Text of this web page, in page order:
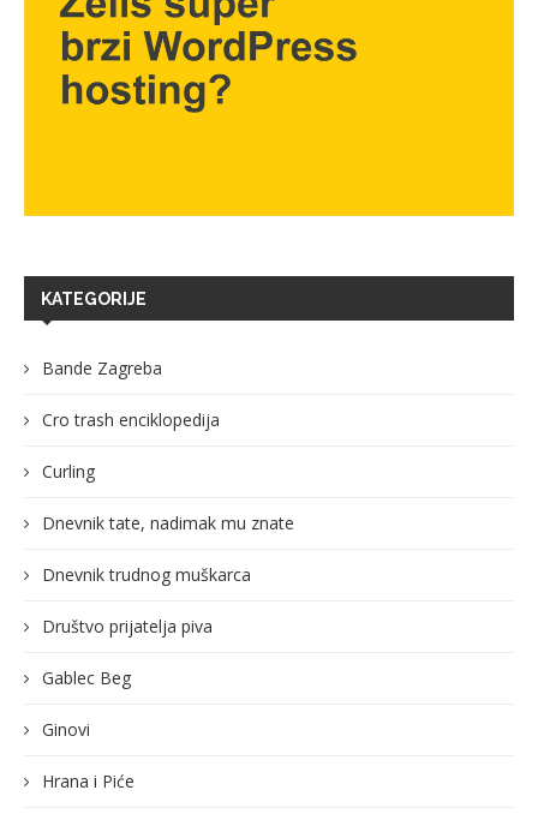
KATEGORIJE
Bande Zagreba
Cro trash enciklopedija
Curling
Dnevnik tate, nadimak mu znate
Dnevnik trudnog muškarca
Društvo prijatelja piva
Gablec Beg
Ginovi
Hrana i Piće